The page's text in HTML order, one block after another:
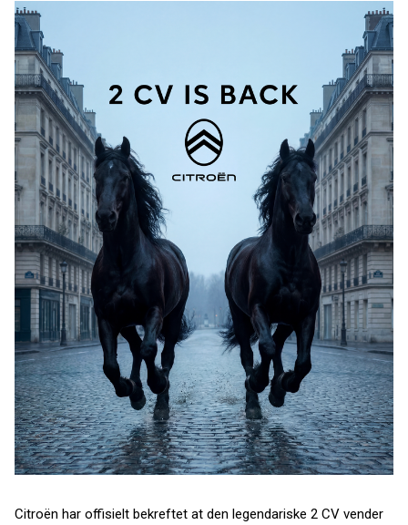
Citroën har offisielt bekreftet at den legendariske 2 CV vender